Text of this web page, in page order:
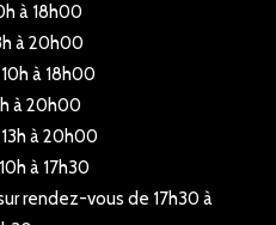
à 18h00
à 20h00
à 18h00
à 20h00
à 20h00
à 17h30
rendez-vous de 17h30 à